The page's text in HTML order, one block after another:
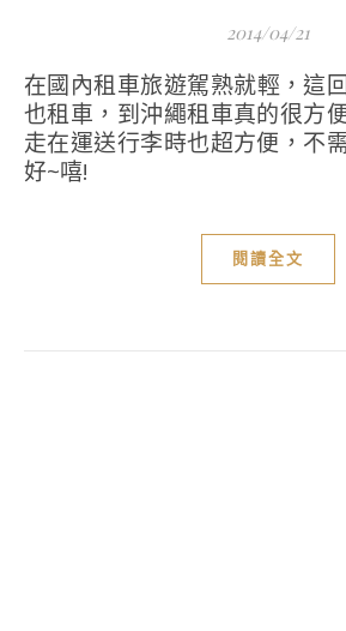
2014/04/21
在國內租車旅遊駕熟就輕，這回第一次挑戰出國
也租車，到沖繩租車真的很方
走在運送行李時也超方便，不
好~嘻!
閱讀全文